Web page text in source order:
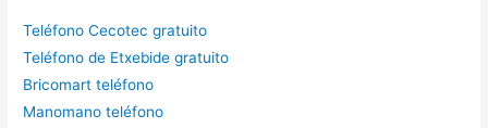
Teléfono Cecotec gratuito
Teléfono de Etxebide gratuito
Bricomart teléfono
Manomano teléfono